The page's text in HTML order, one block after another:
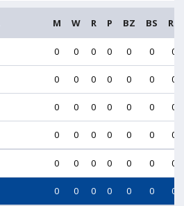
M W R P BZ BS RB
0 0 0 0 0 0 0
0 0 0 0 0 0 0
0 0 0 0 0 0 0
0 0 0 0 0 0 0
0 0 0 0 0 0 0
0 0 0 0 0 0 0